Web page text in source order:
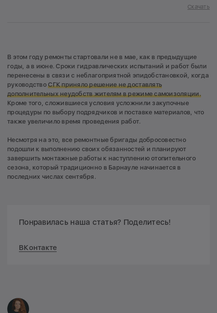
Скачать
В этом году ремонты стартовали не в мае, как в предыдущие
годы, а в июне. Сроки гидравлических испытаний и работ были
перенесены в связи с неблагоприятной эпидобстановкой, когда
руководствоСГК приняло решение не доставлять
дополнительных неудобств жителям в режиме самоизоляции.
Кроме того, сложившиеся условия усложнили закупочные
процедуры по выбору подрядчиков и поставке материалов, что
также увеличило время проведения работ.
Несмотря на это, все ремонтные бригады добросовестно
подошли к выполнению своих обязанностей и планируют
завершить монтажные работы к наступлению отопительного
сезона, который традиционно в Барнауле начинается в
последних числах сентября.
Понравилась наша статья? Поделитесь!
ВКонтакте